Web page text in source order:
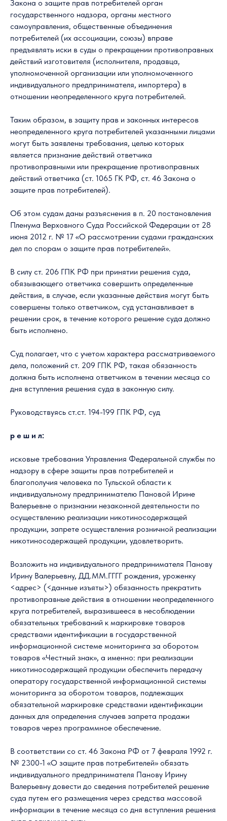
Закона о защите прав потребителей орган
государственного надзора, органы местного
самоуправления, общественные объединения
потребителей (их ассоциации, союзы) вправе
предъявлять иски в суды о прекращении противоправных
действий изготовителя (исполнителя, продавца,
уполномоченной организации или уполномоченного
индивидуального предпринимателя, импортера) в
отношении неопределенного круга потребителей.
Таким образом, в защиту прав и законных интересов
неопределенного круга потребителей указанными лицами
могут быть заявлены требования, целью которых
является признание действий ответчика
противоправными или прекращение противоправных
действий ответчика (ст. 1065 ГК РФ, ст. 46 Закона о
защите прав потребителей).
Об этом судам даны разъяснения в п. 20 постановления
Пленума Верховного Суда Российской Федерации от 28
июня 2012 г. № 17 «О рассмотрении судами гражданских
дел по спорам о защите прав потребителей».
В силу ст. 206 ГПК РФ при принятии решения суда,
обязывающего ответчика совершить определенные
действия, в случае, если указанные действия могут быть
совершены только ответчиком, суд устанавливает в
решении срок, в течение которого решение суда должно
быть исполнено.
Суд полагает, что с учетом характера рассматриваемого
дела, положений ст. 209 ГПК РФ, такая обязанность
должна быть исполнена ответчиком в течении месяца со
дня вступления решения суда в законную силу.
Руководствуясь ст.ст. 194-199 ГПК РФ, суд
р е ш и л:
исковые требования Управления Федеральной службы по
надзору в сфере защиты прав потребителей и
благополучия человека по Тульской области к
индивидуальному предпринимателю Пановой Ирине
Валерьевне о признании незаконной деятельности по
осуществлению реализации никотиносодержащей
продукции, запрете осуществления розничной реализации
никотиносодержащей продукции, удовлетворить.
Возложить на индивидуального предпринимателя Панову
Ирину Валерьевну, ДД.ММ.ГГГГ рождения, уроженку
<адрес> (<данные изъяты>) обязанность прекратить
противоправные действия в отношении неопределенного
круга потребителей, выразившееся в несоблюдении
обязательных требований к маркировке товаров
средствами идентификации в государственной
информационной системе мониторинга за оборотом
товаров «Честный знак», а именно: при реализации
никотиносодержащей продукции обеспечить передачу
оператору государственной информационной системы
мониторинга за оборотом товаров, подлежащих
обязательной маркировке средствами идентификации
данных для определения случаев запрета продажи
товаров через программное обеспечение.
В соответствии со ст. 46 Закона РФ от 7 февраля 1992 г.
№ 2300-1 «О защите прав потребителей» обязать
индивидуального предпринимателя Панову Ирину
Валерьевну довести до сведения потребителей решение
суда путем его размещения через средства массовой
информации в течение месяца со дня вступления решения